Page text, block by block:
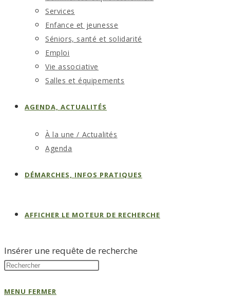
Services
Enfance et jeunesse
Séniors, santé et solidarité
Emploi
Vie associative
Salles et équipements
AGENDA, ACTUALITÉS
À la une / Actualités
Agenda
DÉMARCHES, INFOS PRATIQUES
AFFICHER LE MOTEUR DE RECHERCHE
Insérer une requête de recherche
MENU FERMER